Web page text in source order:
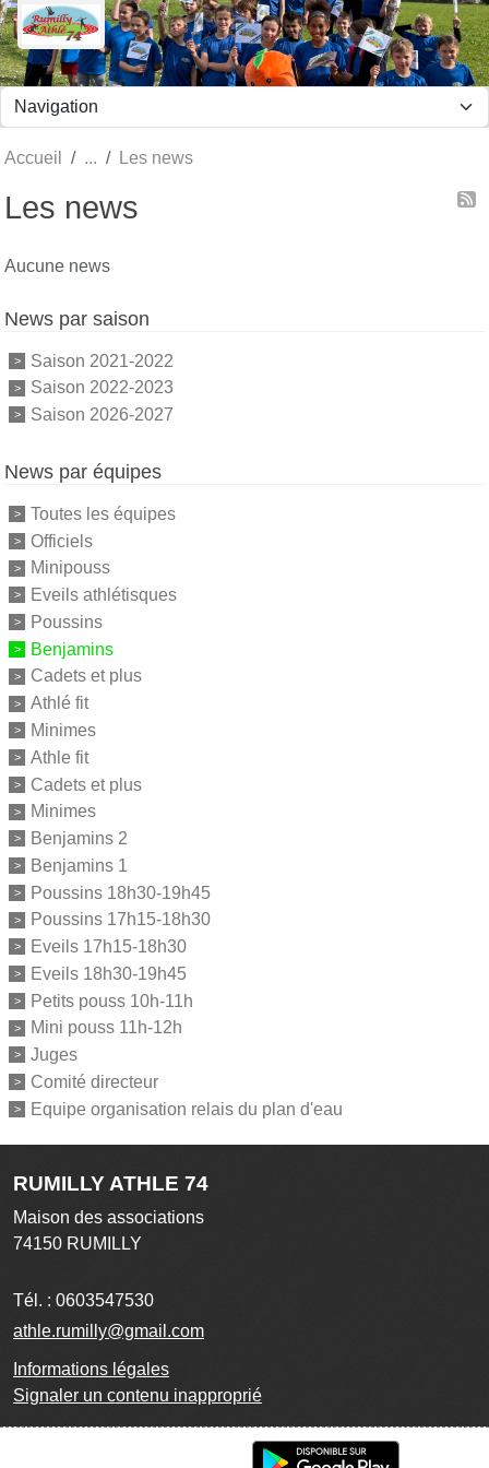
Accueil Les news
Les news
Aucune news
News par saison
Saison 2021-2022
Saison 2022-2023
Saison 2026-2027
News par équipes
Toutes les équipes
Officiels
Minipouss
Eveils athlétisques
Poussins
Benjamins
Cadets et plus
Athlé fit
Minimes
Athle fit
Cadets et plus
Minimes
Benjamins 2
Benjamins 1
Poussins 18h30-19h45
Poussins 17h15-18h30
Eveils 17h15-18h30
Eveils 18h30-19h45
Petits pouss 10h-11h
Mini pouss 11h-12h
Juges
Comité directeur
Equipe organisation relais du plan d'eau
RUMILLY ATHLE 74
Maison des associations
74150 RUMILLY
Tél. : 0603547530
athle.rumilly@gmail.com
Informations légales
Signaler un contenu inapproprié
Panneau de gestion des cookies